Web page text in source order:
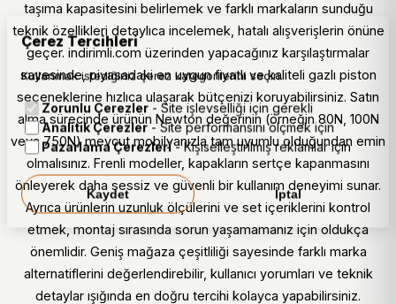
taşıma kapasitesini belirlemek ve farklı markaların sunduğu
teknik özellikleri detaylıca incelemek, hatalı alışverişlerin önüne
geçer. indirimli.com üzerinden yapacağınız karşılaştırmalar
sayesinde, piyasadaki en uygun fiyatlı ve kaliteli gazlı piston
seçeneklerine hızlıca ulaşarak bütçenizi koruyabilirsiniz. Satın
alma sürecinde ürünün Newton değerinin (örneğin 80N, 100N
veya 750N) mevcut mobilyanızla tam uyumlu olduğundan emin
olmalısınız. Frenli modeller, kapakların sertçe kapanmasını
önleyerek daha sessiz ve güvenli bir kullanım deneyimi sunar.
Ayrıca ürünlerin uzunluk ölçülerini ve set içeriklerini kontrol
etmek, montaj sırasında sorun yaşamamanız için oldukça
önemlidir. Geniş mağaza çeşitliliği sayesinde farklı marka
alternatiflerini değerlendirebilir, kullanıcı yorumları ve teknik
detaylar ışığında en doğru tercihi kolayca yapabilirsiniz.
Çerez Tercihleri
Kullanmak istediğiniz çerez kategorilerini seçin.
Zorunlu Çerezler - Site işlevselliği için gerekli
Analitik Çerezler- Site performansını ölçmek için
Pazarlama Çerezleri- Kişiselleştirilmiş reklamlar için
Kaydet İptal